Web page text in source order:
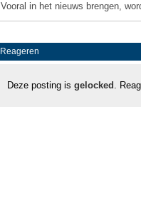
Vooral in het nieuws brengen,
Reageren
Deze posting is gelocked .